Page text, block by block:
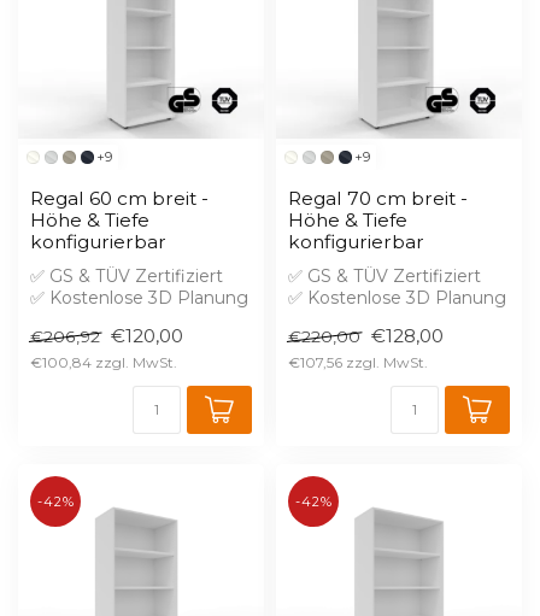
+9
Regal 60 cm breit -
Höhe & Tiefe
konfigurierbar
✅ GS & TÜV Zertifiziert
✅ Kostenlose 3D Planung
Aufprei...
€206,92 €120,00
€100,84
+9
Regal 70 cm breit -
Höhe & Tiefe
konfigurierbar
✅ GS & TÜV Zertifiziert
✅ Kostenlose 3D Planung
Aufprei...
€220,00 €128,00
€107,56
-42% -42%